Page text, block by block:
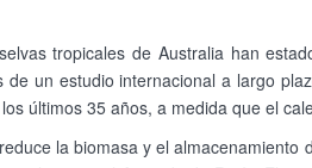
tropicales de Australia han
de un estudio internacional a largo
últimos 35 años, a medida que el
la biomasa y el